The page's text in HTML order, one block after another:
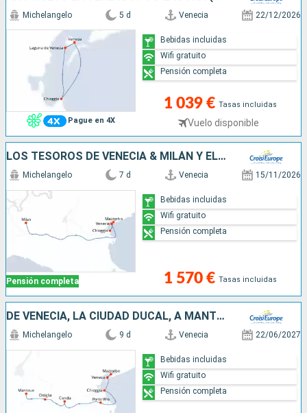
Pague en 4X
Michelangelo 5 d Venecia 22/12/2026
1 039 € Tasas incluidas
Vuelo disponible
Bebidas incluidas
Wifi gratuito
Pensión completa
LOS TESOROS DE VENECIA & MILÁN Y EL LAGO DE COMO (PUERTO-PUERTO)
Pensión completa
Michelangelo 7 d Venecia 15/11/2026
1 570 € Tasas incluidas
Bebidas incluidas
Wifi gratuito
Pensión completa
DE VENECIA, LA CIUDAD DUCAL, A MANTUA, JOYA DEL RENACIMIENTO & EXTENSIÓN A MILÁN Y AL LAGO DE COMO (FORMULA PUERTO-PUERTO)
Michelangelo 9 d Venecia 22/06/2027
Bebidas incluidas
Wifi gratuito
Pensión completa